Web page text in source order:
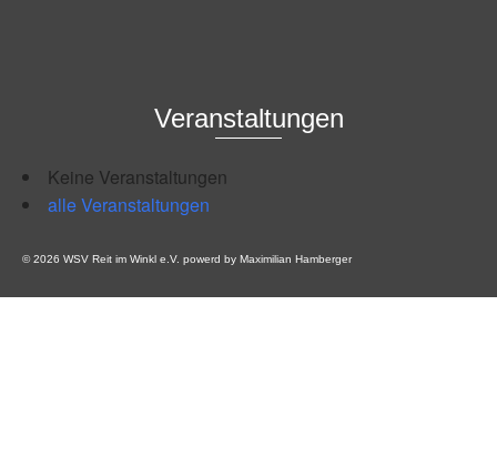
Veranstaltungen
Keine Veranstaltungen
alle Veranstaltungen
© 2026 WSV Reit im Winkl e.V. powerd by Maximilian Hamberger